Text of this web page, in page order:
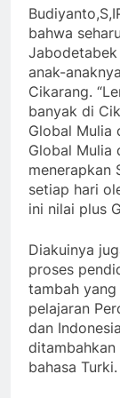
bahwa
anak-
Cikarang.
banyak di
Global Mulia
Global Mulia
menerapkan
setiap hari
ini nilai plus
Diakuinya
proses
tambah
pelajaran
dan
ditambahkan
bahasa Turki.